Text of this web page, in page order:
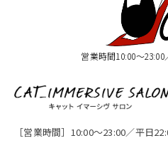
営業時間10:00〜
［営業時間］10:00〜23:00／平日